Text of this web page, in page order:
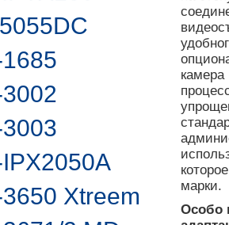
Xtreem
камера
марки.
Особо